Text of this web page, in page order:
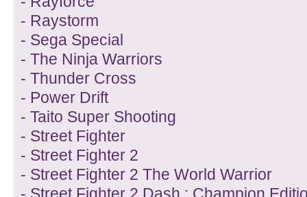
- Raystorm
- Sega Special
- The Ninja Warriors
- Thunder Cross
- Power Drift
- Taito Super Shooting
- Street Fighter
- Street Fighter 2
- Street Fighter 2 The World Warrior